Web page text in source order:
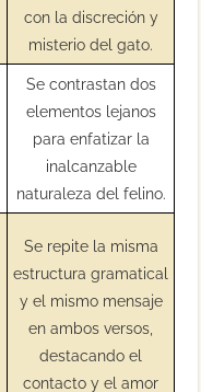
con la discreción y
misterio del gato.
Se contrastan dos
elementos lejanos
para enfatizar la
inalcanzable
naturaleza del felino.
Se repite la misma
estructura gramatical
y el mismo mensaje
en ambos versos,
destacando el
contacto y el amor